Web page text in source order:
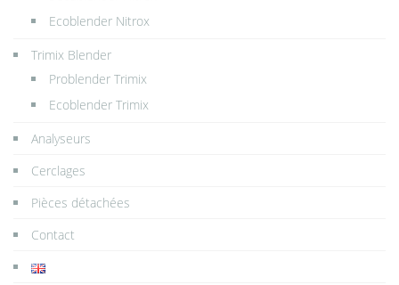
Ecoblender Nitrox
Trimix Blender
Problender Trimix
Ecoblender Trimix
Analyseurs
Cerclages
Pièces détachées
Contact